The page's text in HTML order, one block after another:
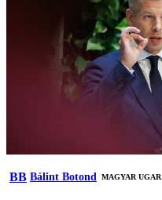
BB Bálint Botond MAGYAR UGAR